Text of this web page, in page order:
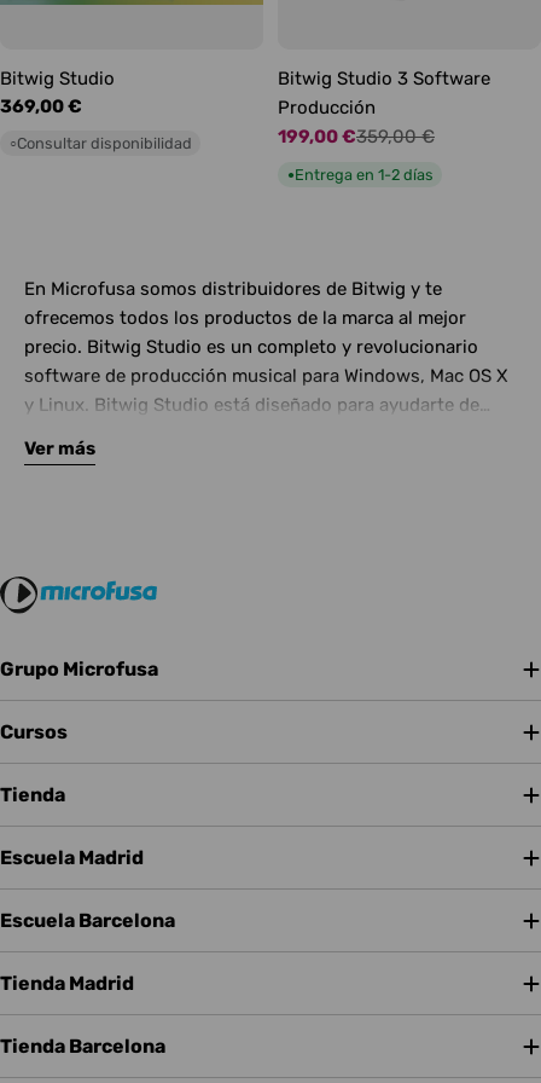
Bitwig Studio
Precio
habitual
369,00 €
○Consultar disponibilidad
Bitwig Studio 3 Software
Producción
Precio
de
199,00 €
Precio
habitual
359,00 €
●Entrega en 1-2 días
En Microfusa somos distribuidores de Bitwig y te
ofrecemos todos los productos de la marca al mejor
precio. Bitwig Studio es un completo y revolucionario
software de producción musical para Windows, Mac OS X
y Linux. Bitwig Studio está diseñado para ayudarte de
de producción y la interpretación en directo de tus temas.
trabajo. Diseña tus propios sonidos con los diferentes
dispositivos de los que dispone el software,
sistema de Bitwig Studio le permite modular cualquier
dispositivo o parámetro VST usando los controles de
macro y dispositivos moduladores. Bitwig Sudio viene
de producción musical, herramientas tanto creativas
Ver más
Grupo Microfusa
Cursos
Tienda
Escuela Madrid
Escuela Barcelona
Tienda Madrid
Tienda Barcelona